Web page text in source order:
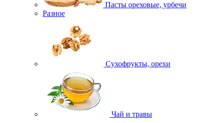
Пасты ореховые, урбечи
Разное
Сухофрукты, орехи
Чай и травы